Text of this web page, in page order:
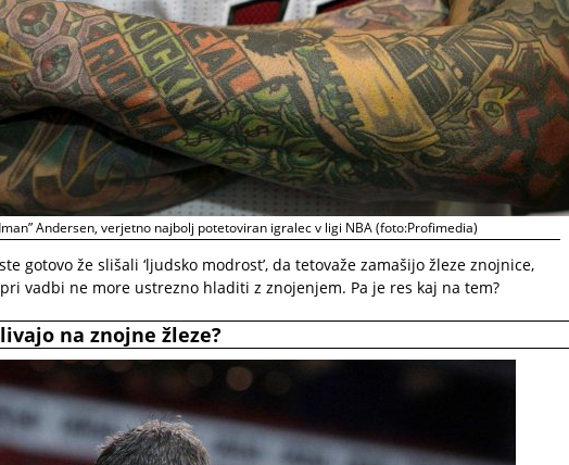
Andersen, verjetno najbolj potetoviran igralec v ligi NBA (foto:Profimedia)
gotovo že slišali ‘ljudsko modrost’, da tetovaže zamašijo žleze znojnice,
vadbi ne more ustrezno hladiti z znojenjem. Pa je res kaj na tem?
na znojne žleze?